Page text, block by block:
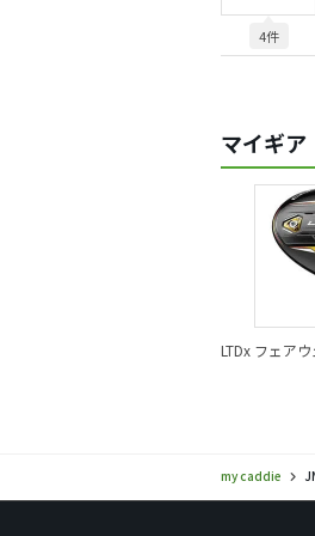
4件
マイギア
LTDx フェア
my caddie